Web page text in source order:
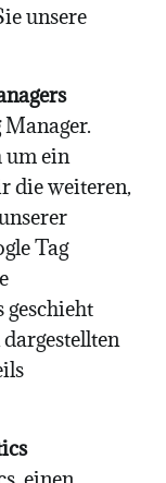
unsere
um ein
die weiteren,
Tag
geschieht